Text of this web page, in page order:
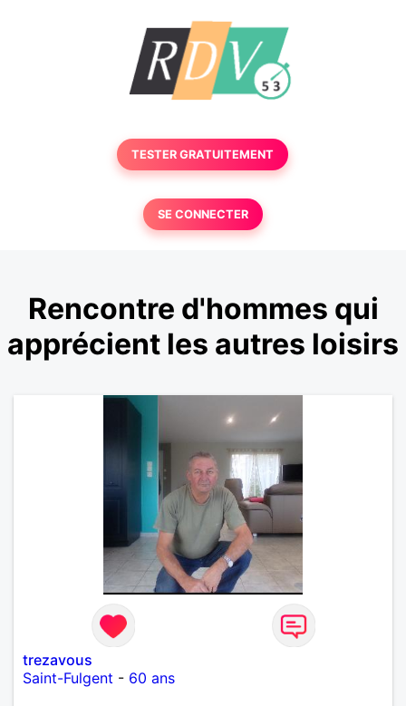
TESTER GRATUITEMENT
SE CONNECTER
Rencontre d'hommes qui
apprécient les autres loisirs
trezavous
Saint-Fulgent - 60 ans